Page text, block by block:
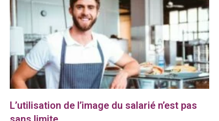
L’utilisation de l’image du salarié n’est pas